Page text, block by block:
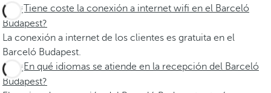
¿Tiene coste la conexión a internet wifi en el Barceló
Budapest?
La conexión a internet de los clientes es gratuita en el
Barceló Budapest.
¿En qué idiomas se atiende en la recepción del Barceló
Budapest?